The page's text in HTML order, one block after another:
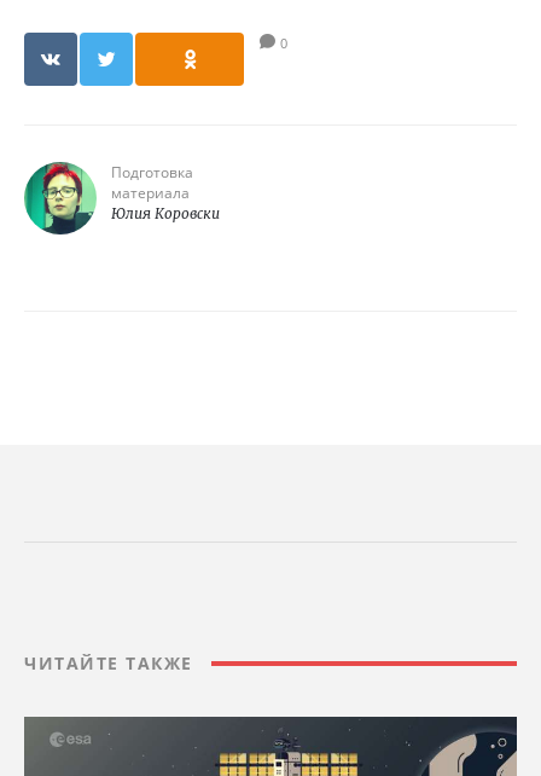
0
Подготовка
материала
Юлия Коровски
ЧИТАЙТЕ ТАКЖЕ